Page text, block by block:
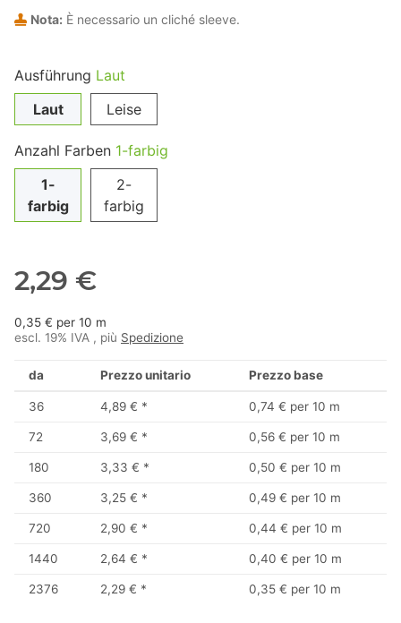
Nota: È necessario un cliché sleeve.
Ausführung Laut
Laut
Leise
Anzahl Farben 1-farbig
1-
farbig
2-
farbig
2,29 €
0,35 € per 10 m
escl. 19% IVA , più Spedizione
da Prezzo unitario Prezzo base
36 4,89 € * 0,74 € per 10 m
72 3,69 € * 0,56 € per 10 m
180 3,33 € * 0,50 € per 10 m
360 3,25 € * 0,49 € per 10 m
720 2,90 € * 0,44 € per 10 m
1440 2,64 € * 0,40 € per 10 m
2376 2,29 € * 0,35 € per 10 m